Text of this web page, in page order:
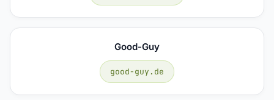
Good-Guy
good-guy.de